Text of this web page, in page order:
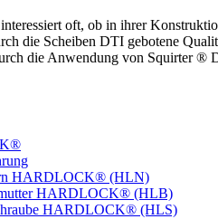
oft, ob in ihrer
die Scheiben DTI gebotene
die Anwendung von Squirter ®
HARDLOCK® (HLN)
HARDLOCK® (HLB)
HARDLOCK® (HLS)